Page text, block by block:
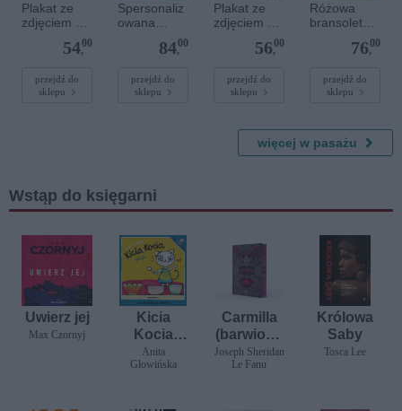
Plakat ze
zdjęciem 20
54,
00
przejdź do
sklepu
Spersonaliz
owana
bransoletka
szlachetnym
i - Szary - M
84,
00
przejdź do
sklepu
Plakat ze
zdjęciem 30
56,
00
przejdź do
sklepu
Różowa
bransoletka
dla dzieci -
owana -
Srebrne
76,
00
przejdź do
sklepu
więcej w pasażu
Wstąp do księgarni
Uwierz jej
Max Czornyj
Kicia
Kocia
gotuje
Anita
Głowińska
Carmilla
(barwione
brzegi)
Joseph Sheridan
Le Fanu
Królowa
Saby
Tosca Lee